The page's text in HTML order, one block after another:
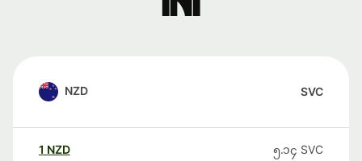
NZD SVC
1 NZD ၅.၁၄ SVC